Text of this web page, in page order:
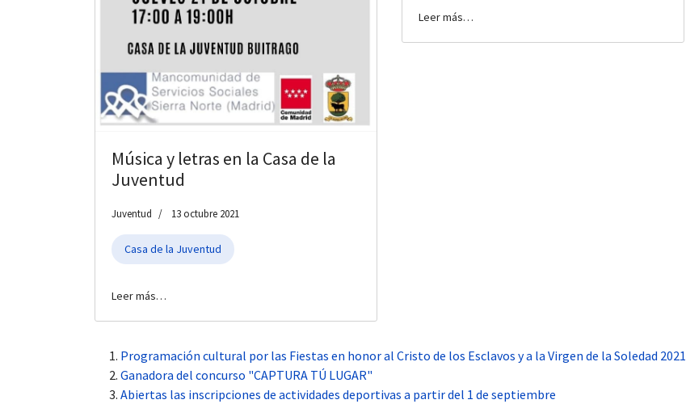
Música y letras en la Casa de la
Juventud
Juventud 13 octubre 2021
Casa de la Juventud
Leer más…
Leer más…
Programación cultural por las Fiestas en honor al Cristo de los Esclavos y a la Virgen de la Soledad 2021
Ganadora del concurso "CAPTURA TÚ LUGAR"
Abiertas las inscripciones de actividades deportivas a partir del 1 de septiembre